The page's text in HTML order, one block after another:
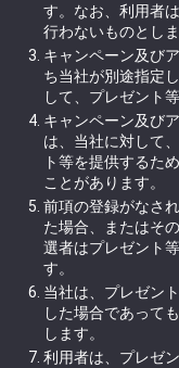
す。なお、利用者
行わないものとしま
キャンペーン及び
ち当社が別途指定
して、プレゼント
キャンペーン及び
は、当社に対して
ト等を提供するた
ことがあります。
前項の登録がなさ
た場合、またはそ
選者はプレゼント
す。
当社は、プレゼン
した場合であって
します。
利用者は、プレゼ